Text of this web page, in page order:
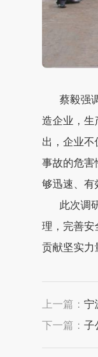
蔡毅强调
造企业，生
出，企业
事故的危害
够迅速、有
此次调研
理，完善安
贡献坚实力
上一篇： 宁
下一篇： 子